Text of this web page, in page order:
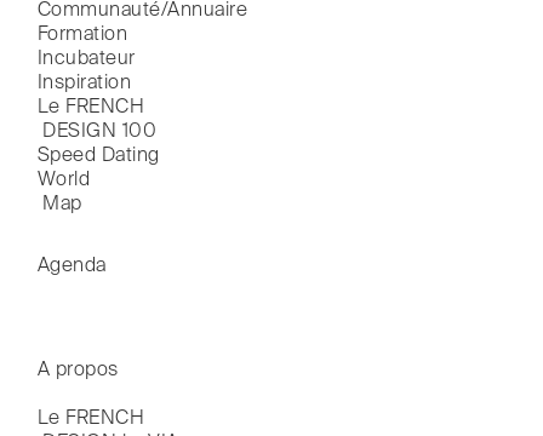
Communauté/Annuaire
Formation
Incubateur
Inspiration
Le FRENCH
DESIGN 100
Speed Dating
World
Map
Agenda
A propos
Le FRENCH